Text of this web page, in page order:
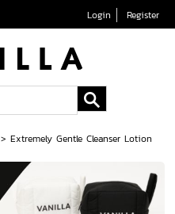
Login Register
>Extremely Gentle Cleanser Lotion